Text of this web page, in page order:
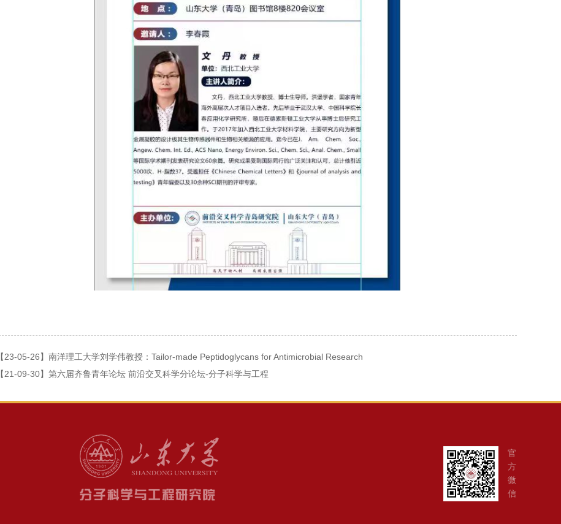
【23-05-26】南洋理工大学刘学伟教授：Tailor-made Peptidoglycans for Antimicrobial Research
【21-09-30】第六届齐鲁青年论坛 前沿交叉科学分论坛-分子科学与工程
官
方
微
信